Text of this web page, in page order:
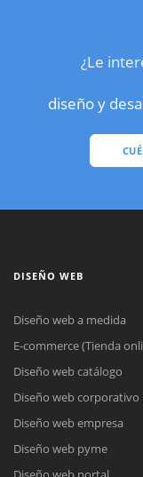
¿Le
diseño y
DISEÑO WEB
Diseño web a medida
E-commerce (Tienda
Diseño web catálogo
Diseño web corporativo
Diseño web empresa
Diseño web pyme